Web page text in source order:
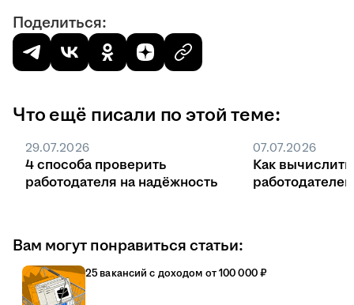
Поделиться:
Что ещё писали по этой теме:
29.07.2026
4 способа проверить
работодателя на надёжность
07.07.2026
Как вычислить
Вам могут понравиться статьи:
25 вакансий с доходом от 100 000 ₽